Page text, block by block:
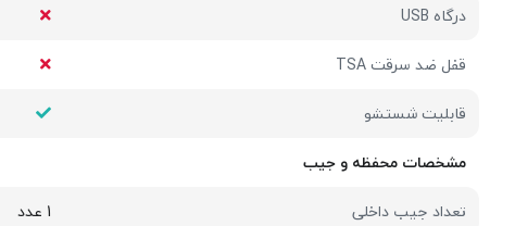
درگاه USB
قفل ضد سرقت TSA
قابلیت شستشو
مشخصات محفظه و جیب
تعداد جیب داخلی
1 عدد